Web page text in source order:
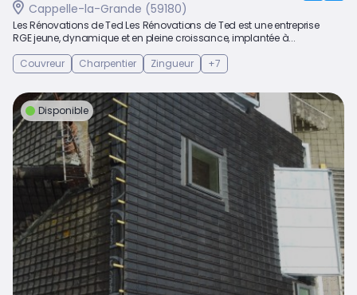
Cappelle-la-Grande (59180)
Les Rénovations de Ted Les Rénovations de Ted est une entreprise
RGE jeune, dynamique et en pleine croissance, implantée à...
Couvreur
Charpentier Zingueur +7
Disponible